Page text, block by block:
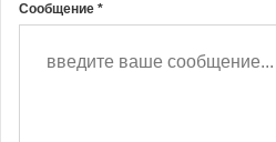
Сообщение *